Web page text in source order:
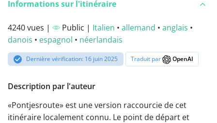
Informations sur l'itinéraire
4240 vues | Public | Italien • allemand • anglais •
danois • espagnol • néerlandais
Dernière vérification: 16 juin 2025 Traduit par OpenAI
Description par l'auteur
«Pontjesroute» est une version raccourcie de cet
itinéraire localement connu. Le point de départ et